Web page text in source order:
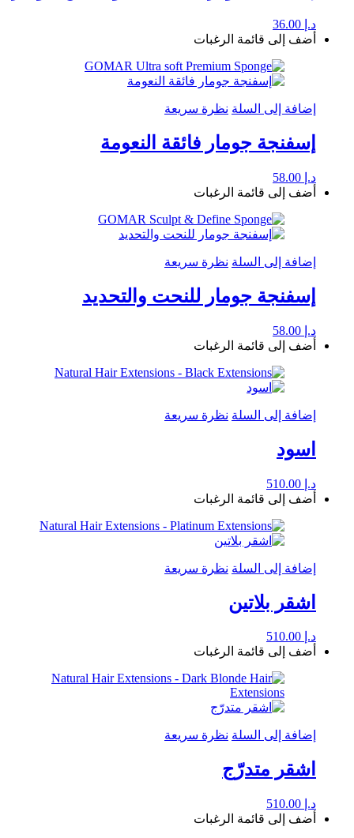
د.إ
أضف إلى قائمة الرغبات
إضافة إلى السلة نظرة سريعة
إسفنجة جومار فائقة النعومة
د.إ
أضف إلى قائمة الرغبات
إضافة إلى السلة نظرة سريعة
إسفنجة جومار للنحت والتحديد
د.إ
أضف إلى قائمة الرغبات
إضافة إلى السلة نظرة سريعة
اسود
د.إ
أضف إلى قائمة الرغبات
إضافة إلى السلة نظرة سريعة
اشقر بلاتين
د.إ
أضف إلى قائمة الرغبات
إضافة إلى السلة نظرة سريعة
اشقر متدرّج
د.إ
أضف إلى قائمة الرغبات